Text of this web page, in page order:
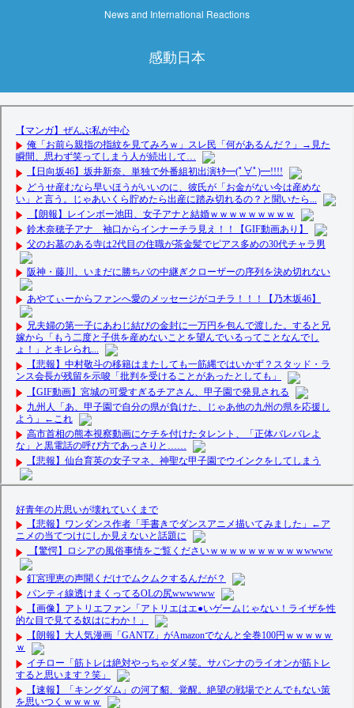
News and International Reactions
感動日本